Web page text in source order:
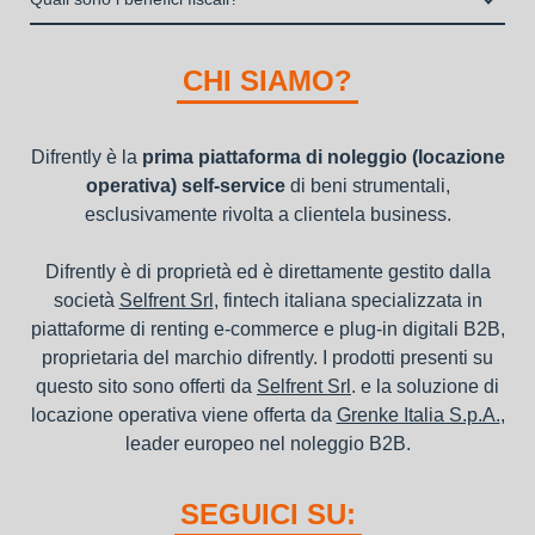
della richiesta da parte della stessa.
nel bilancio, poiché i canoni vengono considerati un servizio. I
canoni di noleggio sono deducibili ai fini IRES e IRAP
CHI SIAMO?
Difrently è la prima piattaforma di noleggio (locazione
operativa) self-servicedi beni strumentali,
esclusivamente rivolta a clientela business.
Difrently è di proprietà ed è direttamente gestito dalla
società Selfrent Srl , fintech italiana specializzata in
piattaforme di renting e-commerce e plug-in digitali B2B,
proprietaria del marchio difrently. I prodotti presenti su
questo sito sono offerti da Selfrent Srl . e la soluzione di
locazione operativa viene offerta da Grenke Italia S.p.A.,
leader europeo nel noleggio B2B.
SEGUICI SU: